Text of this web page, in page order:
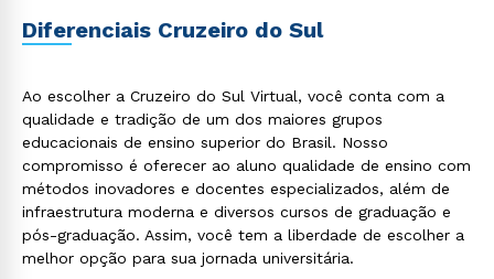
Diferenciais Cruzeiro do Sul
Ao escolher a Cruzeiro do Sul Virtual, você conta com a
qualidade e tradição de um dos maiores grupos
educacionais de ensino superior do Brasil. Nosso
compromisso é oferecer ao aluno qualidade de ensino com
métodos inovadores e docentes especializados, além de
infraestrutura moderna e diversos cursos de graduação e
pós-graduação. Assim, você tem a liberdade de escolher a
melhor opção para sua jornada universitária.